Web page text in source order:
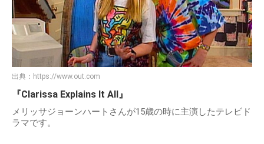
出典： https://www.out.com
『Clarissa Explains It All』
メリッサジョーンハートさんが15歳の時に主演したテレビド
ラマです。